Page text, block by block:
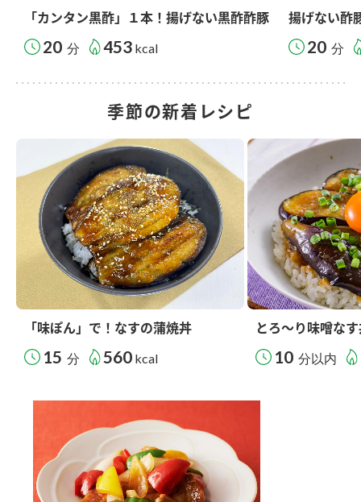
「カンタン黒酢」１本！揚げない黒酢酢豚
20 分 453 kcal
揚げない酢
20 分
季節の新着レシピ
「味ぽん」で！なすの蒲焼丼
15 分 560 kcal
とろ～り味噌な
10 分以内